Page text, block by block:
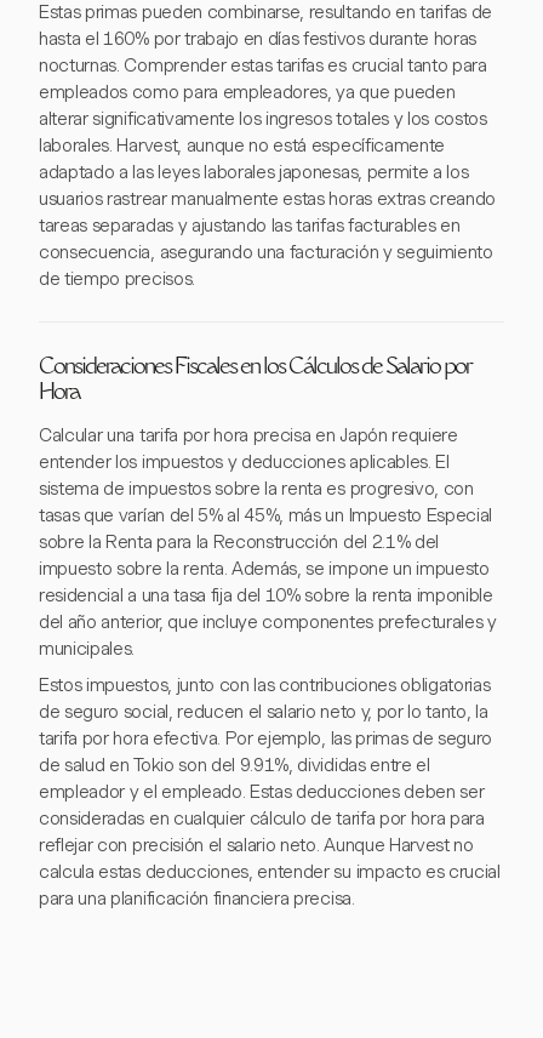
Estas primas pueden combinarse, resultando en tarifas de
hasta el 160% por trabajo en días festivos durante horas
nocturnas. Comprender estas tarifas es crucial tanto para
empleados como para empleadores, ya que pueden
alterar significativamente los ingresos totales y los costos
laborales. Harvest, aunque no está específicamente
adaptado a las leyes laborales japonesas, permite a los
usuarios rastrear manualmente estas horas extras creando
tareas separadas y ajustando las tarifas facturables en
consecuencia, asegurando una facturación y seguimiento
de tiempo precisos.
Consideraciones Fiscales en los Cálculos de Salario por
Hora
Calcular una tarifa por hora precisa en Japón requiere
entender los impuestos y deducciones aplicables. El
sistema de impuestos sobre la renta es progresivo, con
tasas que varían del 5% al 45%, más un Impuesto Especial
sobre la Renta para la Reconstrucción del 2.1% del
impuesto sobre la renta. Además, se impone un impuesto
residencial a una tasa fija del 10% sobre la renta imponible
del año anterior, que incluye componentes prefecturales y
municipales.
Estos impuestos, junto con las contribuciones obligatorias
de seguro social, reducen el salario neto y, por lo tanto, la
tarifa por hora efectiva. Por ejemplo, las primas de seguro
de salud en Tokio son del 9.91%, divididas entre el
empleador y el empleado. Estas deducciones deben ser
consideradas en cualquier cálculo de tarifa por hora para
reflejar con precisión el salario neto. Aunque Harvest no
calcula estas deducciones, entender su impacto es crucial
para una planificación financiera precisa.